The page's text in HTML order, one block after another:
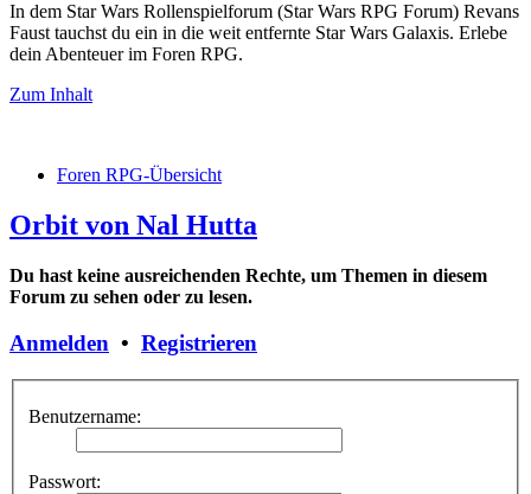
In dem Star Wars Rollenspielforum (Star Wars RPG Forum) Revans
Faust tauchst du ein in die weit entfernte Star Wars Galaxis. Erlebe
dein Abenteuer im Foren RPG.
Zum Inhalt
Foren RPG-Übersicht
Orbit von Nal Hutta
Du hast keine ausreichenden Rechte, um Themen in diesem
Forum zu sehen oder zu lesen.
Anmelden • Registrieren
Benutzername:
Passwort: